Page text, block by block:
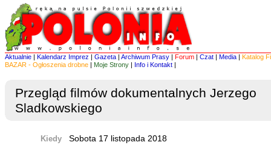
Aktualnie | Kalendarz Imprez | Gazeta | Archiwum Prasy | Forum | Czat | Media | Katalog
BAZAR - Ogłoszenia drobne | Moje Strony | Info i Kontakt |
Przegląd filmów dokumentalnych Jerzego
Sladkowskiego
Kiedy
Sobota 17 listopada 2018